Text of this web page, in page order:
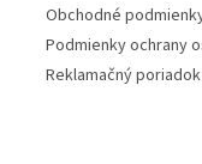
Obchodné
Podmienky ochrany
Reklamačný poriadok